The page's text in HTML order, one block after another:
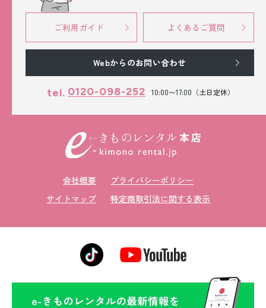
ご利用ガイド よくあるご質問
Webからのお問い合わせ
tel. 0120-098-252 10:00〜17:00（土日定休）
会社概要
プライバシーポリシー
サイトマップ
特定商取引法に関する表示